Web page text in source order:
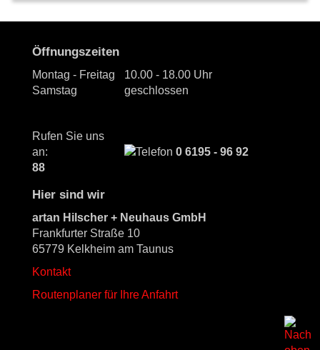
Öffnungszeiten
Montag - Freitag
10.00 - 18.00 Uhr
Samstag
geschlossen
Rufen Sie uns
an:
0 6195 - 96 92
88
Hier sind wir
artan Hilscher + Neuhaus GmbH
Frankfurter Straße 10
65779 Kelkheim am Taunus
Kontakt
Routenplaner für Ihre Anfahrt